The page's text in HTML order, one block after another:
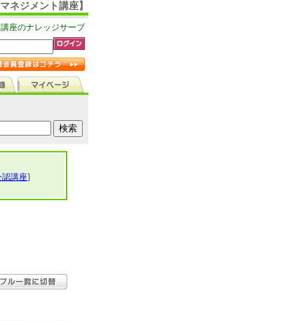
ネジメント講座】
座のナレッジサーブ
認講座]